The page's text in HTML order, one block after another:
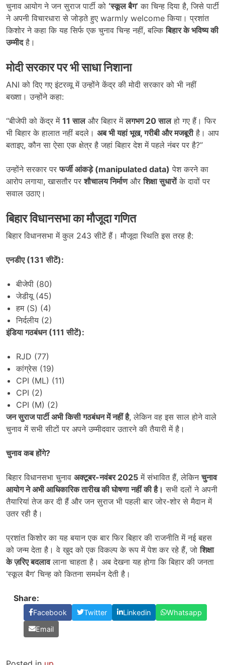
चुनाव आयोग ने जन सुराज पार्टी को ‘स्कूल बैग’ का चिन्ह दिया है, जिसे पार्टी
ने अपनी विचारधारा से जोड़ते हुए warmly welcome किया। प्रशांत
किशोर ने कहा कि यह सिर्फ एक चुनाव चिन्ह नहीं, बल्किबिहार के भविष्य की
उम्मीदहै।
मोदी सरकार पर भी साधा निशाना
ANI को दिए गए इंटरव्यू में उन्होंने केंद्र की मोदी सरकार को भी नहीं
बख्शा। उन्होंने कहा:
“बीजेपी को केंद्र में 11सालऔर बिहार मेंलगभग 20सालहो गए हैं। फिर
भी बिहार के हालात नहीं बदले। अब भी यहां भूख,गरीबी और मजबूरीहै। आप
बताइए, कौन सा ऐसा एक क्षेत्र है जहां बिहार देश में पहले नंबर पर है?”
उन्होंने सरकार परफर्जी आंकड़े (manipulated data) पेश करने का
आरोप लगाया, खासतौर परशौचालय निर्माणऔरशिक्षा सुधारोंके दावों पर
सवाल उठाए।
बिहार विधानसभा का मौजूदा गणित
बिहार विधानसभा में कुल 243 सीटें हैं। मौजूदा स्थिति इस तरह है:
एनडीए (131सीटें):
बीजेपी (80)
जेडीयू (45)
हम (S) (4)
निर्दलीय (2)
इंडिया गठबंधन (111सीटें):
RJD (77)
कांग्रेस (19)
CPI (ML) (11)
CPI (2)
CPI (M) (2)
जन सुराज पार्टी अभी किसी गठबंधन में नहीं है, लेकिन वह इस साल होने वाले
चुनाव में सभी सीटों पर अपने उम्मीदवार उतारने की तैयारी में है।
चुनाव कब होंगे?
बिहार विधानसभा चुनाव अक्टूबर-नवंबर 2025 में संभावित हैं, लेकिनचुनाव
आयोग ने अभी आधिकारिक तारीख की घोषणा नहीं की है। सभी दलों ने अपनी
तैयारियां तेज कर दी हैं और जन सुराज भी पहली बार जोर-शोर से मैदान में
उतर रही है।
प्रशांत किशोर का यह बयान एक बार फिर बिहार की राजनीति में नई बहस
को जन्म देता है। वे खुद को एक विकल्प के रूप में पेश कर रहे हैं, जोशिक्षा
के ज़रिए बदलावलाना चाहता है। अब देखना यह होगा कि बिहार की जनता
‘स्कूल बैग’ चिन्ह को कितना समर्थन देती है।
Share:
Facebook Twitter Linkedin
Whatsapp
Email